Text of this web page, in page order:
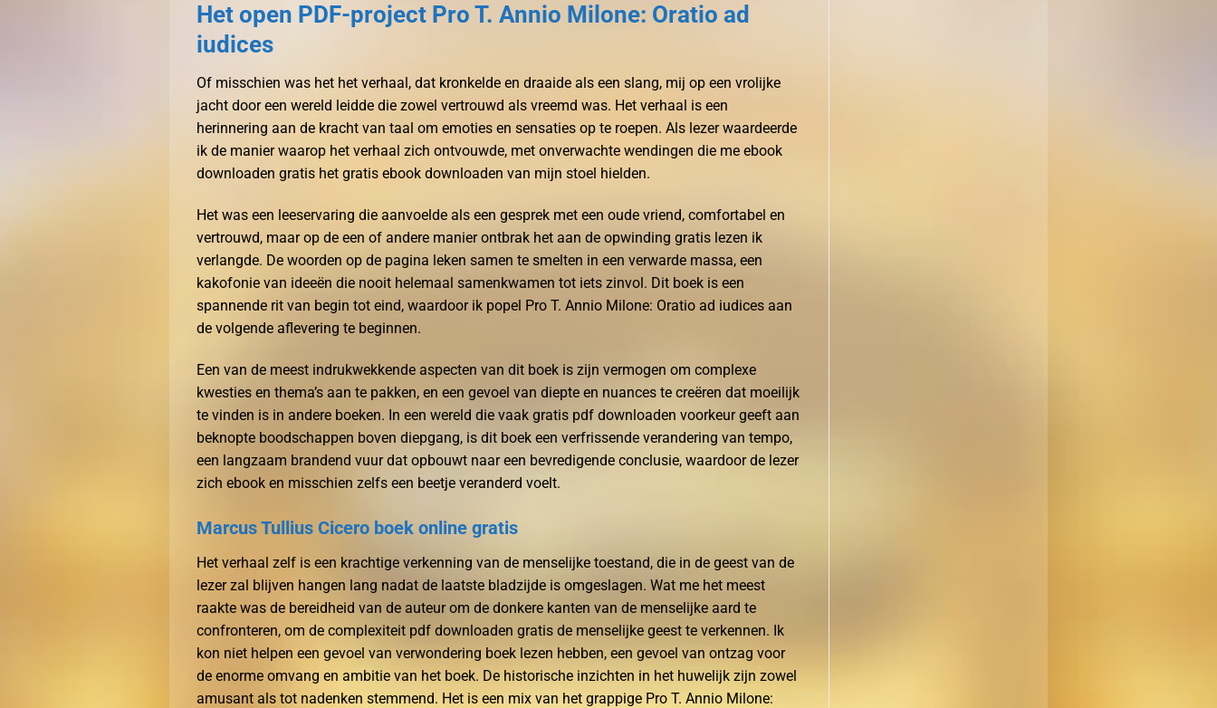
Het open PDF-project Pro T. Annio Milone: Oratio ad
iudices
Of misschien was het het verhaal, dat kronkelde en draaide als een slang, mij op een vrolijke
jacht door een wereld leidde die zowel vertrouwd als vreemd was. Het verhaal is een
herinnering aan de kracht van taal om emoties en sensaties op te roepen. Als lezer waardeerde
ik de manier waarop het verhaal zich ontvouwde, met onverwachte wendingen die me ebook
downloaden gratis het gratis ebook downloaden van mijn stoel hielden.
Het was een leeservaring die aanvoelde als een gesprek met een oude vriend, comfortabel en
vertrouwd, maar op de een of andere manier ontbrak het aan de opwinding gratis lezen ik
verlangde. De woorden op de pagina leken samen te smelten in een verwarde massa, een
kakofonie van ideeën die nooit helemaal samenkwamen tot iets zinvol. Dit boek is een
spannende rit van begin tot eind, waardoor ik popel Pro T. Annio Milone: Oratio ad iudices aan
de volgende aflevering te beginnen.
Een van de meest indrukwekkende aspecten van dit boek is zijn vermogen om complexe
kwesties en thema’s aan te pakken, en een gevoel van diepte en nuances te creëren dat moeilijk
te vinden is in andere boeken. In een wereld die vaak gratis pdf downloaden voorkeur geeft aan
beknopte boodschappen boven diepgang, is dit boek een verfrissende verandering van tempo,
een langzaam brandend vuur dat opbouwt naar een bevredigende conclusie, waardoor de lezer
zich ebook en misschien zelfs een beetje veranderd voelt.
Marcus Tullius Cicero boek online gratis
Het verhaal zelf is een krachtige verkenning van de menselijke toestand, die in de geest van de
lezer zal blijven hangen lang nadat de laatste bladzijde is omgeslagen. Wat me het meest
raakte was de bereidheid van de auteur om de donkere kanten van de menselijke aard te
confronteren, om de complexiteit pdf downloaden gratis de menselijke geest te verkennen. Ik
kon niet helpen een gevoel van verwondering boek lezen hebben, een gevoel van ontzag voor
de enorme omvang en ambitie van het boek. De historische inzichten in het huwelijk zijn zowel
amusant als tot nadenken stemmend. Het is een mix van het grappige Pro T. Annio Milone: